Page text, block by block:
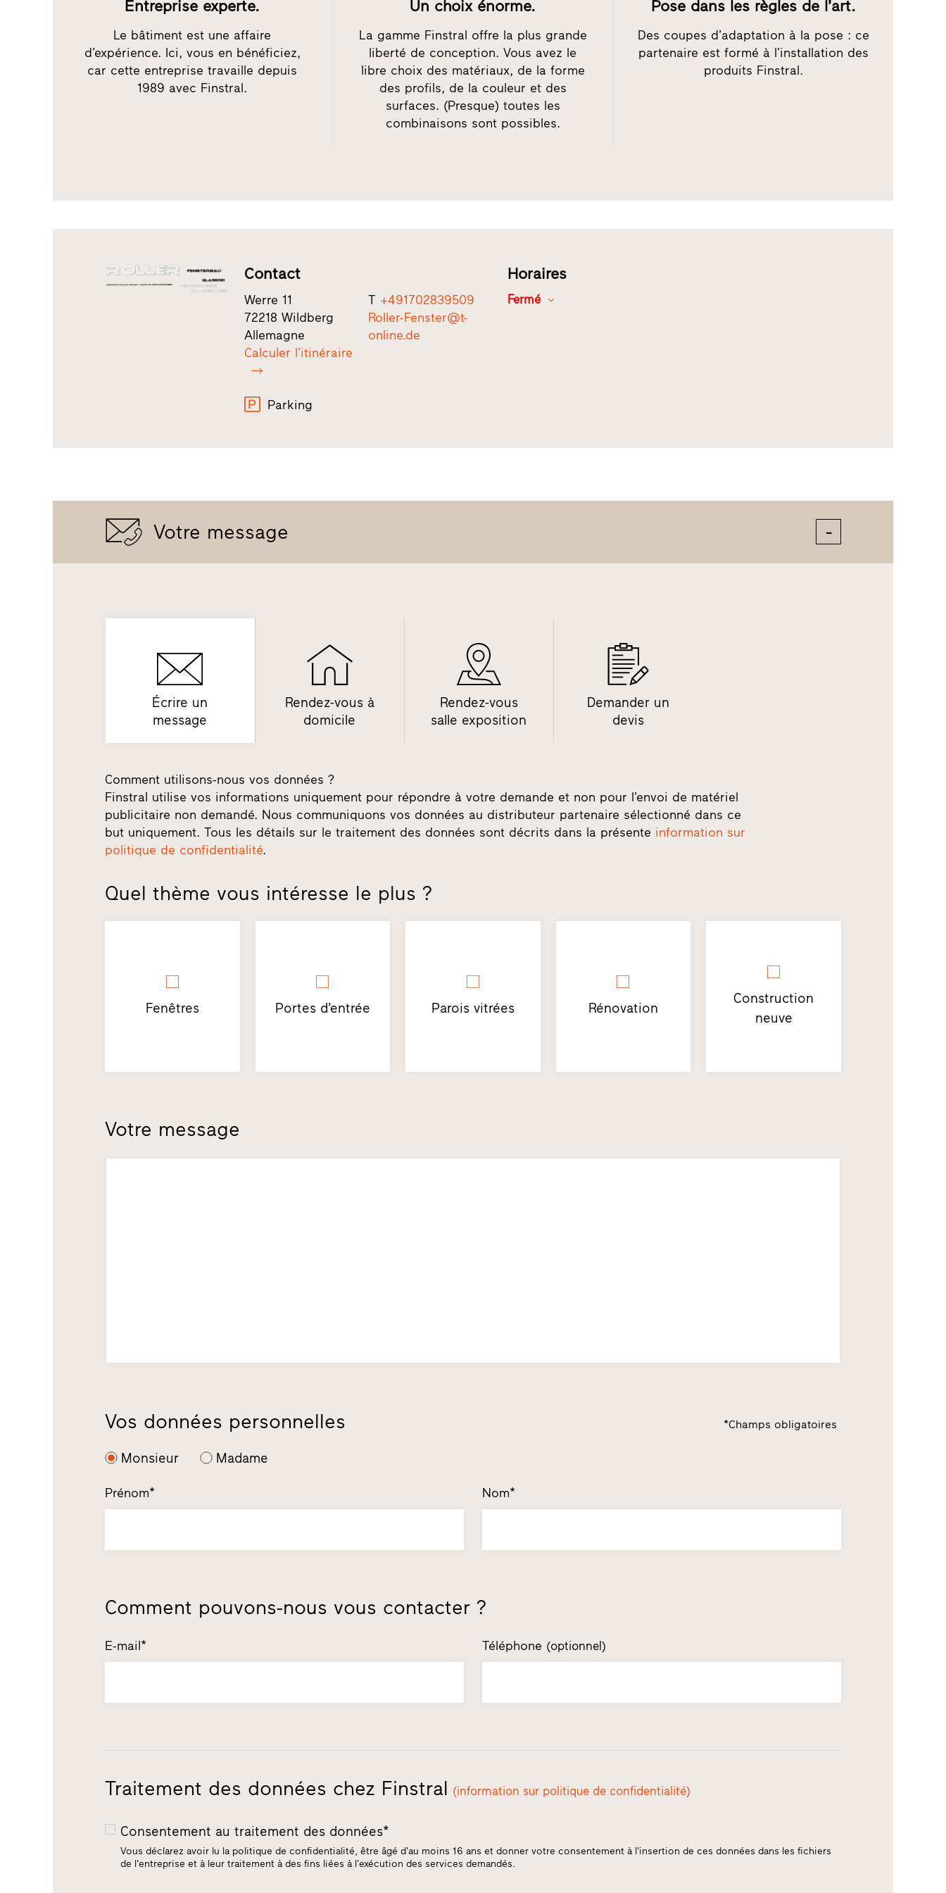
Entreprise experte.
Le bâtiment est une affaire
d’expérience. Ici, vous en bénéficiez,
car cette entreprise travaille depuis
1989 avec Finstral.
Un choix énorme.
La gamme Finstral offre la plus grande
liberté de conception. Vous avez le
libre choix des matériaux, de la forme
des profils, de la couleur et des
surfaces. (Presque) toutes les
combinaisons sont possibles.
Pose dans les règles de l’art.
Des coupes d’adaptation à la pose : ce
partenaire est formé à l’installation des
produits Finstral.
Contact
Werre 11
72218 Wildberg
Allemagne
Calculer l’itinéraire
T +491702839509
Roller-Fenster@t-
online.de
Parking
Horaires
Fermé
Votre message
Écrire un
message
Rendez-vous à
domicile
Rendez-vous
salle exposition
Demander un
devis
Comment utilisons-nous vos données ?
Finstral utilise vos informations uniquement pour répondre à votre demande et non pour l’envoi de matériel
publicitaire non demandé. Nous communiquons vos données au distributeur partenaire sélectionné dans ce
but uniquement. Tous les détails sur le traitement des données sont décrits dans la présente information sur
politique de confidentialité.
Quel thème vous intéresse le plus ?
Fenêtres Portes d’entrée Parois vitrées Rénovation
Construction
neuve
Votre message
Vos données personnelles *Champs obligatoires
Monsieur Madame
Prénom* Nom*
Comment pouvons-nous vous contacter ?
E-mail* Téléphone (optionnel)
Traitement des données chez Finstral (information sur politique de confidentialité)
Consentement au traitement des données*
Vous déclarez avoir lu la politique de confidentialité, être âgé d'au moins 16 ans et donner votre consentement à l'insertion de ces données dans les fichiers
de l'entreprise et à leur traitement à des fins liées à l'exécution des services demandés.